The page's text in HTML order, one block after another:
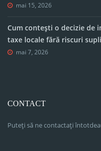
mai 15, 2026
Cum contești o decizie de
taxe locale fără riscuri
mai 7, 2026
CONTACT
Puteți să ne contactați